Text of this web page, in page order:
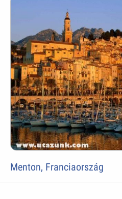
Menton, Franciaország